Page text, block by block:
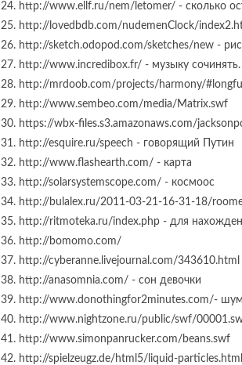
24. http://www.ellf.ru/nem/letomer/ - сколько
25. http://lovedbdb.com/nudemenClock/
26. http://sketch.odopod.com/sketches/new -
27. http://www.incredibox.fr/ - музыку сочинять.
28. http://mrdoob.com/projects/harmony/
29. http://www.sembeo.com/media/Matrix.swf
30. https://wbx-files.s3.amazonaws.com/
31. http://esquire.ru/speech - говорящий Путин
32. http://www.flashearth.com/ - карта
33. http://solarsystemscope.com/ - космоос
34. http://bulalex.ru/2011-03-21-16-31-18/
35. http://ritmoteka.ru/index.php - для
36. http://bomomo.com/
37. http://cyberanne.livejournal.com/
38. http://anasomnia.com/ - сон девочки
39. http://www.donothingfor2minutes.com/-
40. http://www.nightzone.ru/public/swf/
41. http://www.simonpanrucker.com/beans.swf
42. http://spielzeugz.de/html5/liquid-particles.html